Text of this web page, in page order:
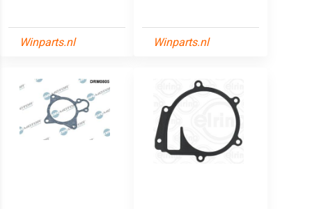
Winparts.nl Winparts.nl